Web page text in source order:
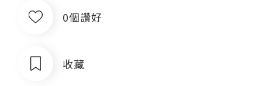
0個讚好
收藏